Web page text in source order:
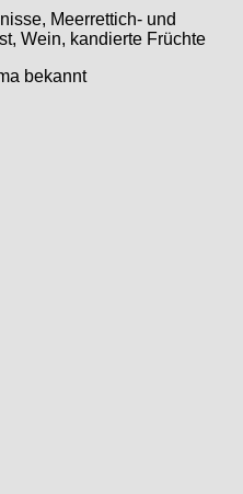
Meerrettich- und
Wein, kandierte Früchte
bekannt